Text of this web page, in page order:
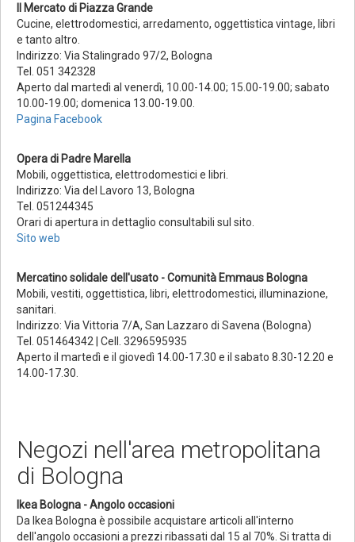
Il Mercato di Piazza Grande
Cucine, elettrodomestici, arredamento, oggettistica vintage, libri
e tanto altro.
Indirizzo: Via Stalingrado 97/2, Bologna
Tel. 051 342328
Aperto dal martedì al venerdì, 10.00-14.00; 15.00-19.00; sabato
10.00-19.00; domenica 13.00-19.00.
Pagina Facebook
Opera di Padre Marella
Mobili, oggettistica, elettrodomestici e libri.
Indirizzo: Via del Lavoro 13, Bologna
Tel. 051244345
Orari di apertura in dettaglio consultabili sul sito.
Sito web
Mercatino solidale dell'usato - Comunità Emmaus Bologna
Mobili, vestiti, oggettistica, libri, elettrodomestici, illuminazione,
sanitari.
Indirizzo: Via Vittoria 7/A, San Lazzaro di Savena (Bologna)
Tel. 051464342 | Cell. 3296595935
Aperto il martedì e il giovedì 14.00-17.30 e il sabato 8.30-12.20 e
14.00-17.30.
Negozi nell'area metropolitana
di Bologna
Ikea Bologna - Angolo occasioni
Da Ikea Bologna è possibile acquistare articoli all'interno
dell'angolo occasioni a prezzi ribassati dal 15 al 70%. Si tratta di